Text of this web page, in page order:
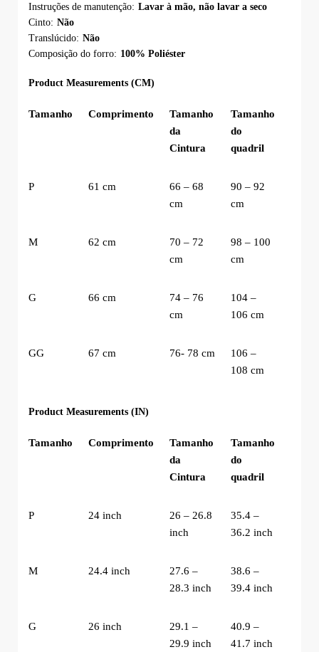
Instruções de manutenção: Lavar à mão, não lavar a seco
Cinto: Não
Translúcido: Não
Composição do forro: 100% Poliéster
Product Measurements (CM)
Tamanho Comprimento
Tamanho
da
Cintura
Tamanho
do
quadril
P 61 cm
66 – 68
cm
90 – 92
cm
M 62 cm
70 – 72
cm
98 – 100
cm
G 66 cm
74 – 76
cm
104 –
106 cm
GG 67 cm 76- 78 cm
106 –
108 cm
Product Measurements (IN)
Tamanho Comprimento
Tamanho
da
Cintura
Tamanho
do
quadril
P 24 inch
26 – 26.8
inch
35.4 –
36.2 inch
M 24.4 inch
27.6 –
28.3 inch
38.6 –
39.4 inch
G 26 inch
29.1 –
29.9 inch
40.9 –
41.7 inch